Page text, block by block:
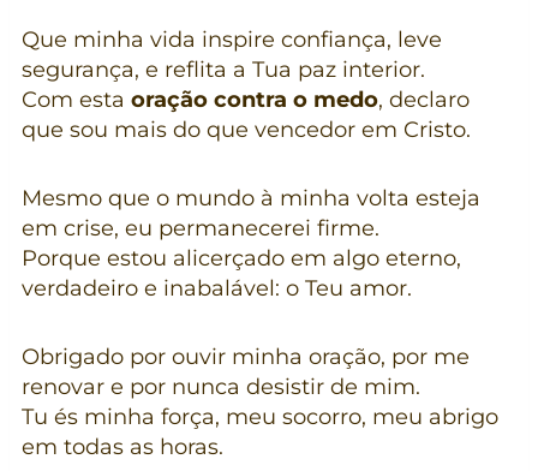
Que minha vida inspire confiança, leve
segurança, e reflita a Tua paz interior.
Com esta oração contra o medo, declaro
que sou mais do que vencedor em Cristo.
Mesmo que o mundo à minha volta esteja
em crise, eu permanecerei firme.
Porque estou alicerçado em algo eterno,
verdadeiro e inabalável: o Teu amor.
Obrigado por ouvir minha oração, por me
renovar e por nunca desistir de mim.
Tu és minha força, meu socorro, meu abrigo
em todas as horas.